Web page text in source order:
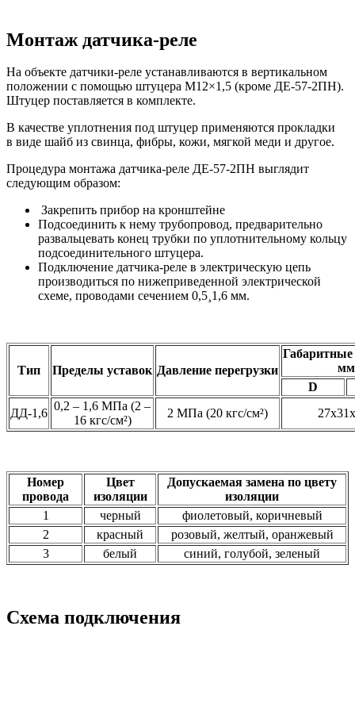
Монтаж датчика-реле
На объекте датчики-реле устанавливаются в вертикальном
положении с помощью штуцера М12×1,5 (кроме ДЕ-57-2ПН).
Штуцер поставляется в комплекте.
В качестве уплотнения под штуцер применяются прокладки
в виде шайб из свинца, фибры, кожи, мягкой меди и другое.
Процедура монтажа датчика-реле ДЕ-57-2ПН выглядит
следующим образом:
Закрепить прибор на кронштейне
Подсоединить к нему трубопровод, предварительно
развальцевать конец трубки по уплотнительному кольцу
подсоединительного штуцера.
Подключение датчика-реле в электрическую цепь
производиться по нижеприведенной электрической
схеме, проводами сечением 0,5¸1,6 мм.
Тип Пределы уставок Давление перегрузки
Габаритные
мм
D
ДД-1,6
0,2 – 1,6 МПа (2 –
16 кгс/см²)
2 МПа (20 кгс/см²)
Номер
провода
Цвет
изоляции
Допускаемая замена по цвету
изоляции
1
черный
фиолетовый, коричневый
2
красный
розовый, желтый, оранжевый
3
белый синий, голубой, зеленый
Схема подключения